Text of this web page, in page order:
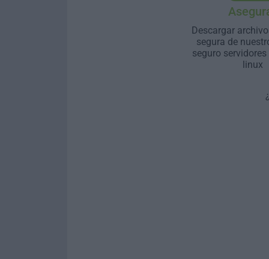
Descargar
segura de
seguro
linux